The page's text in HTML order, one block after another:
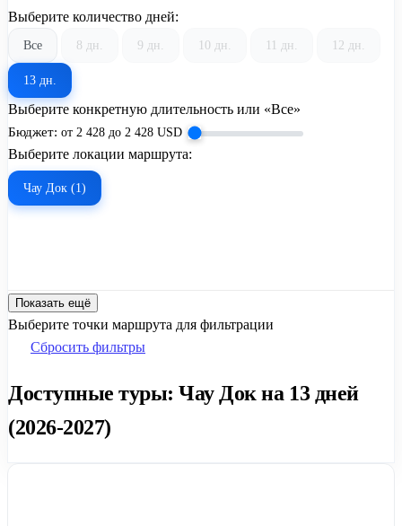
Выберите количество дней:
Все 8 дн. 9 дн. 10 дн. 11 дн. 12 дн.
13 дн.
Выберите конкретную длительность или «Все»
Бюджет: от 2 428 до 2 428 USD
Выберите локации маршрута:
Чау Док (1)
Показать ещё
Выберите точки маршрута для фильтрации
Сбросить фильтры
Доступные туры: Чау Док на 13 дней
(2026-2027)